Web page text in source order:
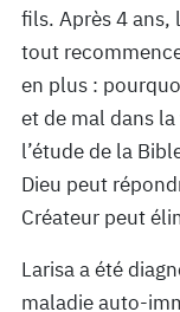
fils. Après 4 ans,
tout
en plus :
et de mal dans
l’étude de la
Dieu peut
Créateur peut
Larisa a été
maladie auto-